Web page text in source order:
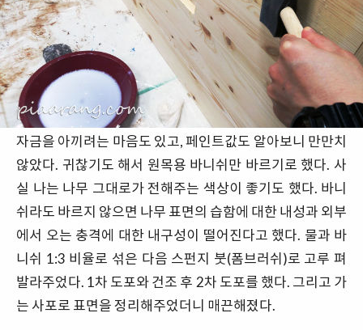
자금을 아끼려는 마음도 있고, 페인트값도 알아보니 만만치
않았다. 귀찮기도 해서 원목용 바니쉬만 바르기로 했다. 사
실 나는 나무 그대로가 전해주는 색상이 좋기도 했다. 바니
쉬라도 바르지 않으면 나무 표면의 습함에 대한 내성과 외부
에서 오는 충격에 대한 내구성이 떨어진다고 했다. 물과 바
니쉬 1:3 비율로 섞은 다음 스펀지 붓(폼브러쉬)로 고루 펴
발라주었다. 1차 도포와 건조 후 2차 도포를 했다. 그리고 가
는 사포로 표면을 정리해주었더니 매끈해졌다.